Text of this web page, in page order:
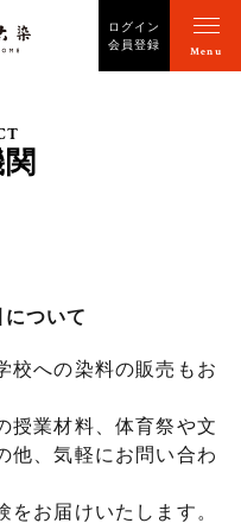
ログイン
会員登録
Menu
ついて
校への染料の販売もお
授業材料、体育祭や文
他、気軽にお問い合わ
お届けいたします。